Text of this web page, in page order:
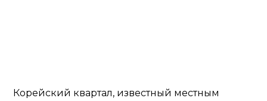
Корейский квартал, известный местным